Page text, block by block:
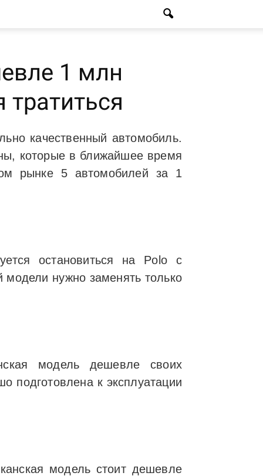
1 млн
качественный автомобиль.
которые в ближайшее время
рынке 5 автомобилей за 1
остановиться на Polo с
модели нужно заменять только
модель дешевле своих
подготовлена к эксплуатации
модель стоит дешевле